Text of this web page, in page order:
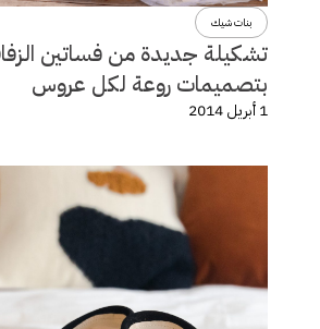
بنات شيك
تشكيلة جديدة من فساتين
بتصميمات روعة لكل عروس
1 أبريل 2014